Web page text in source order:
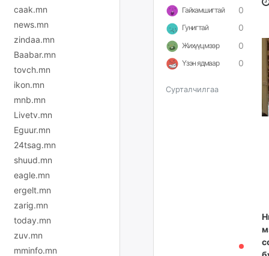
caak.mn
news.mn
zindaa.mn
Baabar.mn
tovch.mn
ikon.mn
mnb.mn
Livetv.mn
Eguur.mn
24tsag.mn
shuud.mn
eagle.mn
ergelt.mn
zarig.mn
today.mn
zuv.mn
mminfo.mn
Гайхамшигтай 0
Гунигтай 0
Жихүүцмээр 0
Үзэн ядмаар 0
Сурталчилгаа